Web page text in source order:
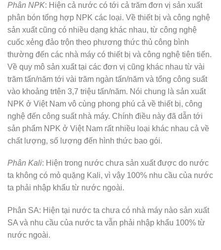
Phân NPK: Hiện cả nước có tới cả trăm đơn vị sản xuất
phân bón tổng hợp NPK các loại. Về thiết bị và công nghệ
sản xuất cũng có nhiều dạng khác nhau, từ công nghệ
cuốc xẻng đảo trộn theo phương thức thủ công bình
thường đến các nhà máy có thiết bị và công nghệ tiên tiến.
Về quy mô sản xuất tại các đơn vị cũng khác nhau từ vài
trăm tấn/năm tới vài trăm ngàn tấn/năm và tổng công suất
vào khoảng trtên 3,7 triệu tấn/năm. Nói chung là sản xuất
NPK ở Việt Nam vô cùng phong phú cả về thiết bị, công
nghệ đến công suất nhà máy. Chính điều này đã dẫn tới
sản phẩm NPK ở Việt Nam rất nhiều loại khác nhau cả về
chất lượng, số lượng đến hình thức bao gói.
Phân Kali: Hiện trong nước chưa sản xuất được do nước
ta không có mỏ quặng Kali, vì vậy 100% nhu cầu của nước
ta phải nhập khẩu từ nước ngoài.
Phân SA: Hiện tại nước ta chưa có nhà máy nào sản xuất
SA và nhu cầu của nước ta vẫn phải nhập khẩu 100% từ
nước ngoài.